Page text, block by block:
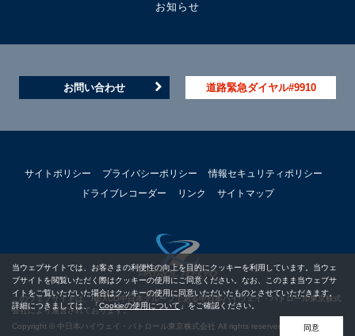
お知らせ
お問い合わせ 道路緊急ダイヤル#9910
サイトポリシー プライバシーポリシー
情報セキュリティポリシー
ドライブレコーダー
リンク サイトマップ
このウェブサイトは、NEXCO中日本グループである中日本ハイウェイ・パトロール東京株式
会社により運営されております。
Copyright © 中日本ハイウェイ・パトロール東京株式会社 All rights reserved.
当ウェブサイトでは、お客さまの利便性の向上を目的にクッキーを利用しています。当ウェ
ブサイトを閲覧いただく際はクッキーの使用にご同意ください。なお、このまま当ウェブサ
イトをご覧いただいた場合はクッキーの使用に同意いただいたものとさせていただきます。
詳細につきましては、「Cookieの使用について 」をご確認ください。
同意